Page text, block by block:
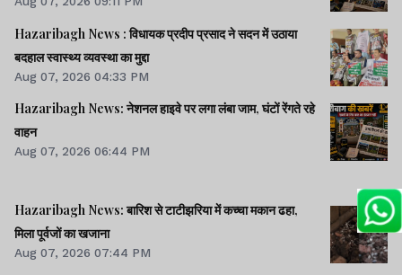
Hazaribagh News : विधायक प्रदीप प्रसाद ने सदन में उठाया
बदहाल स्वास्थ्य व्यवस्था का मुद्दा
Aug 07, 2026 04:33 PM
Hazaribagh News: नेशनल हाइवे पर लगा लंबा जाम, घंटों रेंगते रहे
वाहन
Aug 07, 2026 06:44 PM
Hazaribagh News: बारिश से टाटीझरिया में कच्चा मकान ढहा,
मिला पूर्वजों का खजाना
Aug 07, 2026 07:44 PM